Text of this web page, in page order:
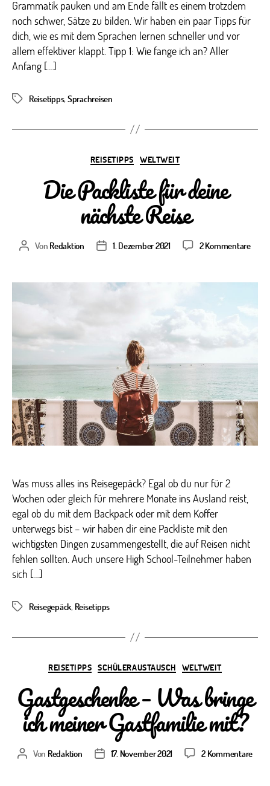
Grammatik pauken und am Ende fällt es einem trotzdem
noch schwer, Sätze zu bilden. Wir haben ein paar Tipps für
dich, wie es mit dem Sprachen lernen schneller und vor
allem effektiver klappt. Tipp 1: Wie fange ich an? Aller
Anfang […]
Schlagwörter
Reisetipps, Sprachreisen
Kategorien
REISETIPPS WELTWEIT
Die Packliste für deine
nächste Reise
Beitragsautor
Von Redaktion Veröffentlichungsdatum
1. Dezember 2021 2 Kommentarezu
für
Was muss alles ins Reisegepäck? Egal ob du nur für 2
Wochen oder gleich für mehrere Monate ins Ausland reist,
egal ob du mit dem Backpack oder mit dem Koffer
unterwegs bist – wir haben dir eine Packliste mit den
wichtigsten Dingen zusammengestellt, die auf Reisen nicht
fehlen sollten. Auch unsere High School-Teilnehmer haben
sich […]
Schlagwörter
Reisegepäck, Reisetipps
Kategorien
REISETIPPS SCHÜLERAUSTAUSCH WELTWEIT
Gastgeschenke – Was bringe
ich meiner Gastfamilie mit?
Beitragsautor
Von Redaktion Veröffentlichungsdatum
17. November 2021 2 Kommentarezu